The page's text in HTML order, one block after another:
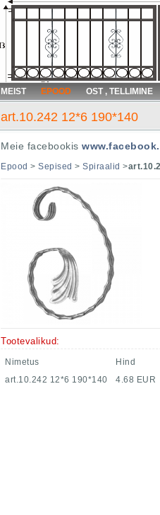
MEIST EPOOD OST , TELLIMINE
art.10.242 12*6 190*140
Meie facebookis
Epood > Sepised > Spiraalid >
Tootevalikud:
Nimetus
Hind
art.10.242 12*6 190*140
4.68 EUR